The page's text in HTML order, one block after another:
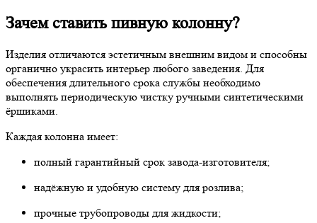
Зачем ставить пивную колонну?
Изделия отличаются эстетичным внешним видом и способны
органично украсить интерьер любого заведения. Для
обеспечения длительного срока службы необходимо
выполнять периодическую чистку ручными синтетическими
ёршиками.
Каждая колонна имеет:
полный гарантийный срок завода-изготовителя;
надёжную и удобную систему для розлива;
прочные трубопроводы для жидкости;